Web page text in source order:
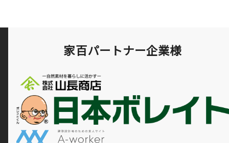
本町/広陵町/大和高田市/葛城
市/天理市/橿原市 兵庫県
西宮市/伊丹市/川西市/宝塚市/
三田市/神戸市（場所によりま
す） /
家百パートナー企業様